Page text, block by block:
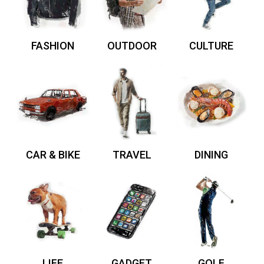
FASHION OUTDOOR CULTURE
CAR & BIKE TRAVEL DINING